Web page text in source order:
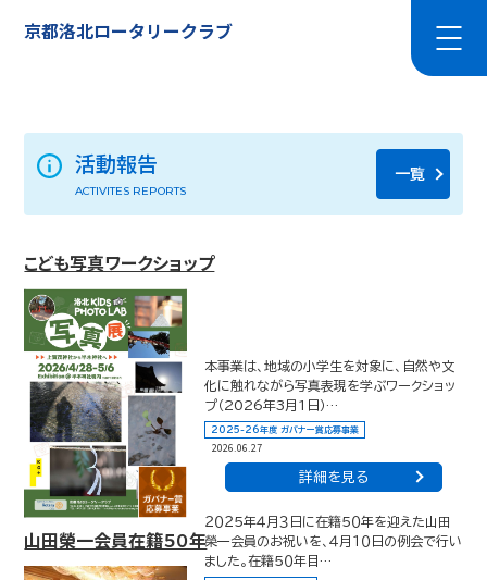
京都洛北ロータリークラブ
活動報告
ACTIVITES REPORTS
一覧
こども写真ワークショップ
本事業は、地域の小学生を対象に、自然や文
化に触れながら写真表現を学ぶワークショッ
プ（2026年3月1日）…
2025-26年度 ガバナー賞応募事業
2026.06.27
詳細を見る
山田榮一会員在籍５０年
２０２５年４月３日に在籍５０年を迎えた山田
榮一会員のお祝いを、４月１０日の例会で行い
ました。在籍５０年目…